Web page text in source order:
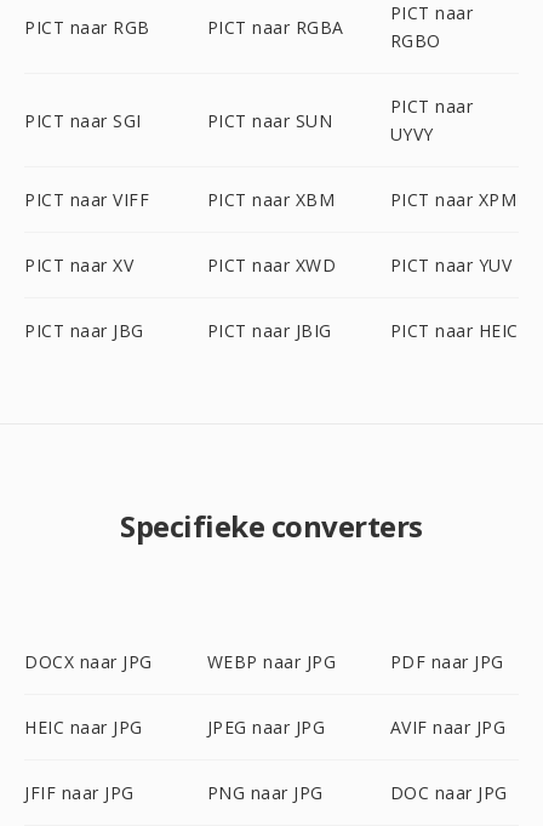
PICT naar RGB PICT naar RGBA
PICT naar
RGBO
PICT naar SGI PICT naar SUN
PICT naar
UYVY
PICT naar VIFF PICT naar XBM PICT naar XPM
PICT naar XV PICT naar XWD PICT naar YUV
PICT naar JBG PICT naar JBIG PICT naar HEIC
Specifieke converters
DOCX naar JPG WEBP naar JPG PDF naar JPG
HEIC naar JPG JPEG naar JPG AVIF naar JPG
JFIF naar JPG PNG naar JPG DOC naar JPG